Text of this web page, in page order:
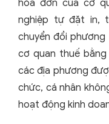
hóa đơn của cơ
nghiệp tự đặt in,
chuyển đổi
cơ quan thuế
các địa phương
chức, cá nhân
hoạt động kinh